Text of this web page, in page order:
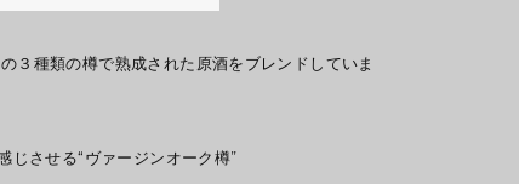
３種類の樽で熟成された原酒をブレンドしていま
じさせる“ヴァージンオーク樽”